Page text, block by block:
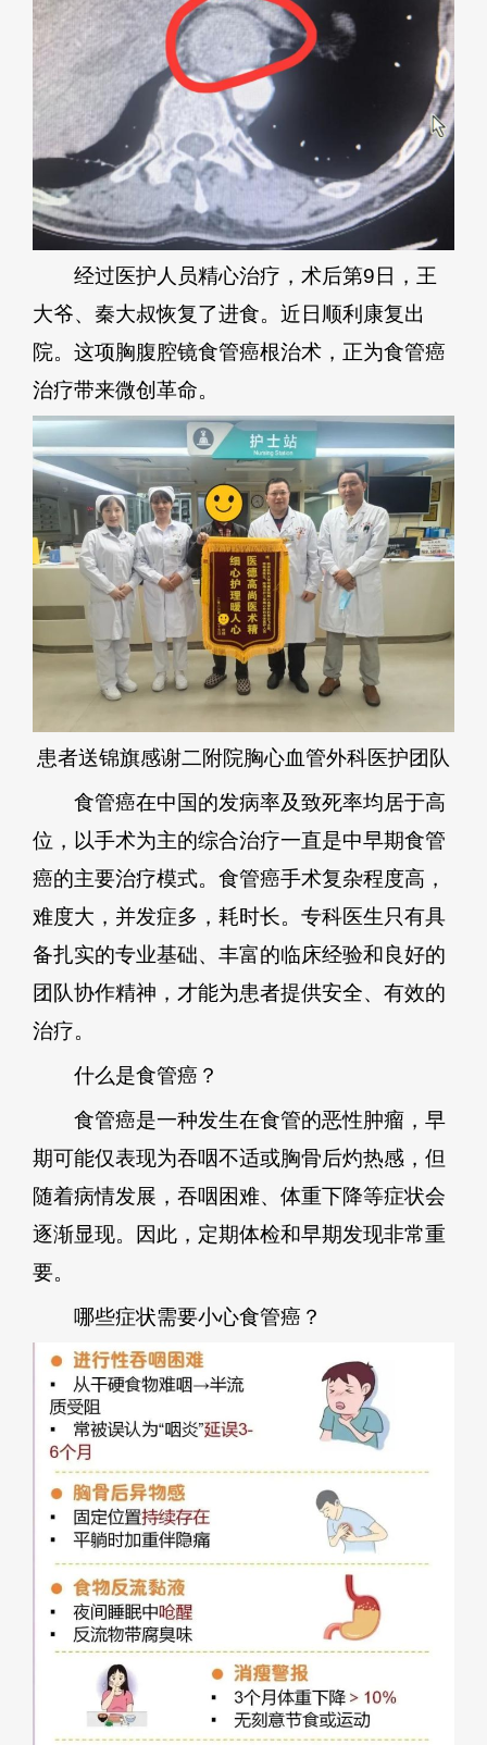
经过医护人员精心治疗，术后第9日，王
大爷、秦大叔恢复了进食。近日顺利康复出
院。这项胸腹腔镜食管癌根治术，正为食管癌
治疗带来微创革命。
患者送锦旗感谢二附院胸心血管外科医护团队
食管癌在中国的发病率及致死率均居于高
位，以手术为主的综合治疗一直是中早期食管
癌的主要治疗模式。食管癌手术复杂程度高，
难度大，并发症多，耗时长。专科医生只有具
备扎实的专业基础、丰富的临床经验和良好的
团队协作精神，才能为患者提供安全、有效的
治疗。
什么是食管癌？
食管癌是一种发生在食管的恶性肿瘤，早
期可能仅表现为吞咽不适或胸骨后灼热感，但
随着病情发展，吞咽困难、体重下降等症状会
逐渐显现。因此，定期体检和早期发现非常重
要。
哪些症状需要小心食管癌？